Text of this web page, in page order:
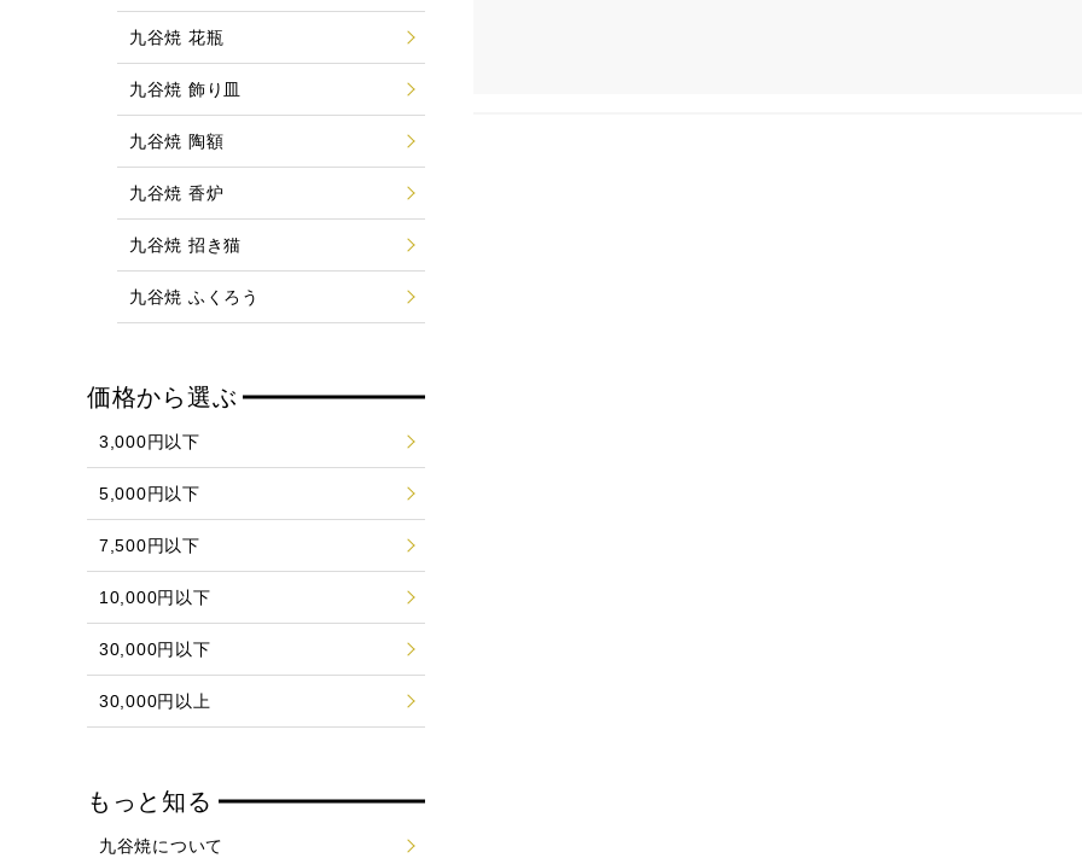
九谷焼 花瓶
九谷焼 飾り皿
九谷焼 陶額
九谷焼 香炉
九谷焼 招き猫
九谷焼 ふくろう
価格から選ぶ
3,000円以下
5,000円以下
7,500円以下
10,000円以下
30,000円以下
30,000円以上
もっと知る
九谷焼について